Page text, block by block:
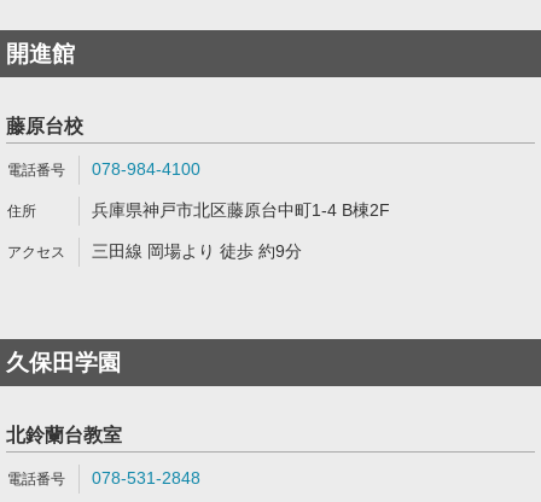
開進館
藤原台校
078-984-4100
兵庫県神戸市北区藤原台中町1-4 B棟2F
三田線 岡場より 徒歩 約9分
久保田学園
北鈴蘭台教室
078-531-2848